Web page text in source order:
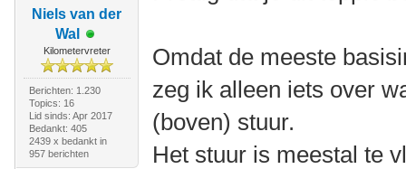
Niels van der
Wal
Kilometervreter
Berichten: 1.230
Topics: 16
Lid sinds: Apr 2017
Bedankt: 405
2439 x bedankt in
957 berichten
Omdat de meeste
zeg ik alleen iets over
(boven) stuur.
Het stuur is meestal te